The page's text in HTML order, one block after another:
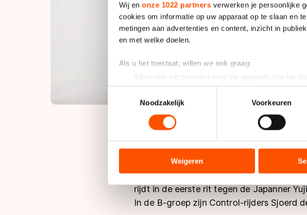
Wij en onze 1022 partners verwerken je persoonlijke
cookies om informatie op uw apparaat op te slaan en
metingen aan advertenties en content, inzicht in
en met welke doelen.
Als u het toestaat, willen we ook graag:
Informatie verzamelen over uw geografische
Uw apparaat identificeren door het actief te
Lees meer over hoe uw persoonlijke gegevens
toestemming op elk moment wijzigen of intrekken in de
analyseren. We delen informatie over uw gebruik van
analyse. Zij kunnen deze combineren met andere
hun services. Sommige partners kunnen gegevens
adequaat beschermingsniveau geldt volgens de
Meer informatie vindt u in ons
cookiebeleid
Noodzakelijk
Voorkeuren
Weigeren
Voor Nederland doen verder Lars
rijdt in de eerste rit tegen de Japanner
In de B-groep zijn Control-rijders Sjoerd